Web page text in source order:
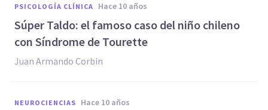
PSICOLOGÍA CLÍNICA hace 10 años
Súper Taldo: el famoso caso del niño chileno
con Síndrome de Tourette
Juan Armando Corbin
NEUROCIENCIAS hace 10 años